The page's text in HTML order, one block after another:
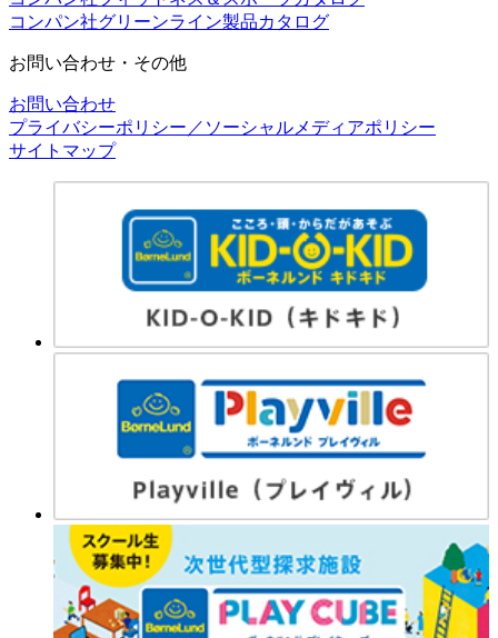
コンパン社グリーンライン製品カタログ
お問い合わせ・その他
お問い合わせ
プライバシーポリシー／ソーシャルメディアポリシー
サイトマップ